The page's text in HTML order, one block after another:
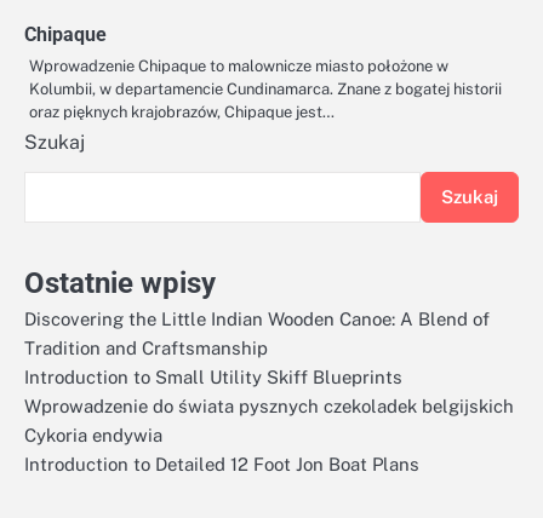
Chipaque
Wprowadzenie Chipaque to malownicze miasto położone w
Kolumbii, w departamencie Cundinamarca. Znane z bogatej historii
oraz pięknych krajobrazów, Chipaque jest…
Szukaj
Szukaj
Ostatnie wpisy
Discovering the Little Indian Wooden Canoe: A Blend of
Tradition and Craftsmanship
Introduction to Small Utility Skiff Blueprints
Wprowadzenie do świata pysznych czekoladek belgijskich
Cykoria endywia
Introduction to Detailed 12 Foot Jon Boat Plans